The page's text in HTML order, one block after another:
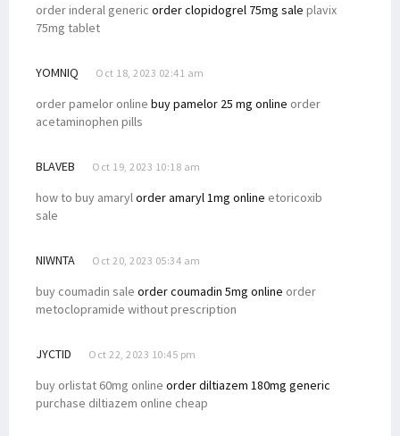
order inderal generic order clopidogrel 75mg sale plavix
75mg tablet
YOMNIQ Oct 18, 2023 02:41 am
order pamelor online buy pamelor 25 mg online order
acetaminophen pills
BLAVEB Oct 19, 2023 10:18 am
how to buy amarylorder amaryl 1mg online etoricoxib
sale
NIWNTA Oct 20, 2023 05:34 am
buy coumadin sale order coumadin 5mg online order
metoclopramide without prescription
JYCTID Oct 22, 2023 10:45 pm
buy orlistat 60mg online order diltiazem 180mg generic
purchase diltiazem online cheap